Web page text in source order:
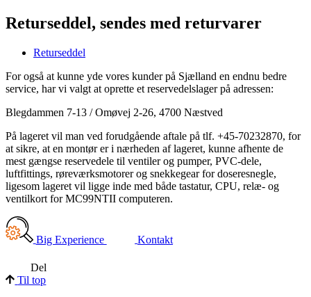
Returseddel, sendes med returvarer
Returseddel
For også at kunne yde vores kunder på Sjælland en endnu bedre
service, har vi valgt at oprette et reservedelslager på adressen:
Blegdammen 7-13 / Omøvej 2-26, 4700 Næstved
På lageret vil man ved forudgående aftale på tlf. +45-70232870, for
at sikre, at en montør er i nærheden af lageret, kunne afhente de
mest gængse reservedele til ventiler og pumper, PVC-dele,
luftfittings, røreværksmotorer og snekkegear for doseresnegle,
ligesom lageret vil ligge inde med både tastatur, CPU, relæ- og
ventilkort for MC99NTII computeren.
Big Experience Kontakt
Del
Til top